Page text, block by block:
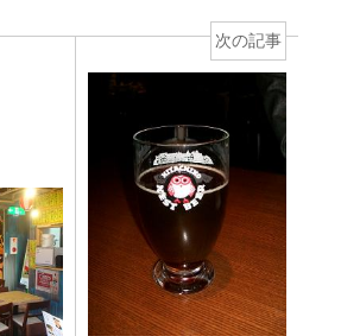
次の記事